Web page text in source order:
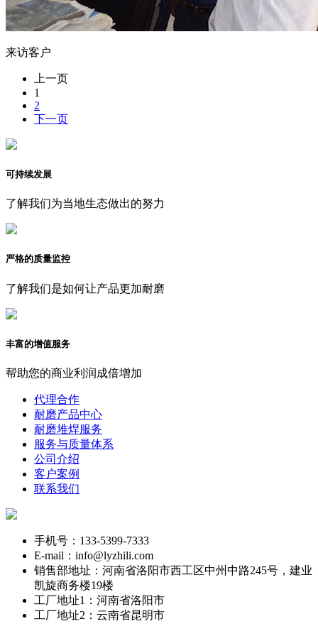
来访客户
上一页
1
2
下一页
可持续发展
了解我们为当地生态做出的努力
严格的质量监控
了解我们是如何让产品更加耐磨
丰富的增值服务
帮助您的商业利润成倍增加
代理合作
耐磨产品中心
耐磨堆焊服务
服务与质量体系
公司介绍
客户案例
联系我们
手机号：133-5399-7333
E-mail：info@lyzhili.com
销售部地址：河南省洛阳市西工区中州中路245号，建业
凯旋商务楼19楼
工厂地址1：河南省洛阳市
工厂地址2：云南省昆明市